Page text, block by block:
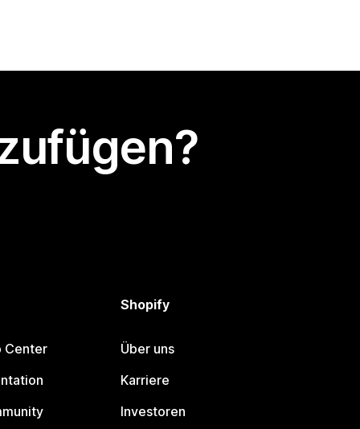
Center
Shopify
Über uns
Karriere
Investoren